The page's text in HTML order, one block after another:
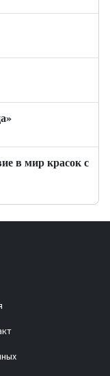
в мир красок с